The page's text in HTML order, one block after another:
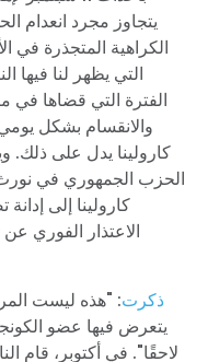
يتجاوز مجرد
الكراهية المتجذرة في
التي يظهر لنا
الفترة التي قضاها في
والانقسام بشكل
كارولينا يدل على ذلك.
الحزب الجمهوري في
كارولينا إلى
الاعتذار الفوري عن
ذكرت: "هذه ليست
يتعرض فيها عضو
لاحقًا". في أكتوبر، قام